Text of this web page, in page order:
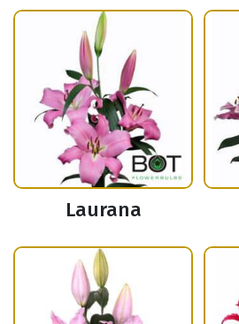
Laurana